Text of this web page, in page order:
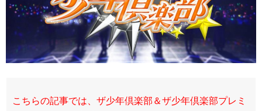
こちらの記事では、ザ少年倶楽部＆ザ少年倶楽部プレミ